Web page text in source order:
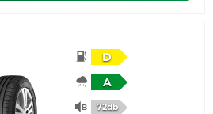
D
A
72db